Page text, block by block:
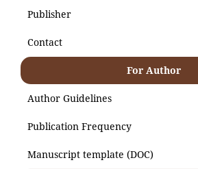
Publisher
Contact
For Author
Author Guidelines
Publication Frequency
Manuscript template (DOC)